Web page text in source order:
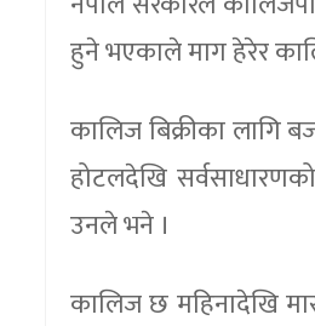
हुने भएकाले माग हेरेर
कालिज बिक्रीका लागि
होटलदेखि
उनले भने ।
कालिज छ महिनादेखि